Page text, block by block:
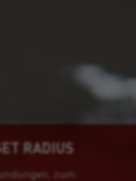
RADIUS
zum